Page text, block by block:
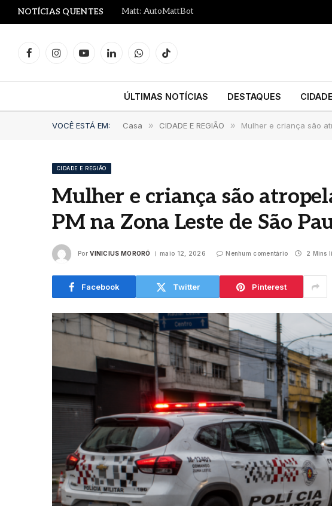
NOTÍCIAS QUENTES Matt: AutoMattBot
FacebookInstagramYouTubeLinkedInWhatsAppTikTok
ÚLTIMAS NOTÍCIAS DESTAQUES
VOCÊ ESTÁ EM: Casa » CIDADE E REGIÃO » Mulher e criança são
CIDADE E REGIÃO
Mulher e criança são
PM na Zona Leste de São
Por VINICIUS MORORÓ maio 12, 2026 Nenhum comentário 2 Mins
Facebook Twitter Pinterest